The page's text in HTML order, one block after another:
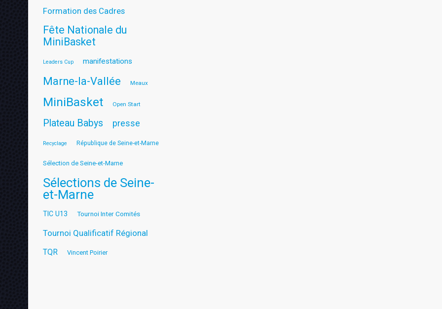
Formation des Cadres
Fête Nationale du
MiniBasket
Leaders Cup manifestations
Marne-la-Vallée Meaux
MiniBasket Open Start
Plateau Babys presse
Recyclage République de Seine-et-Marne
Sélection de Seine-et-Marne
Sélections de Seine-
et-Marne
TIC U13 Tournoi Inter Comités
Tournoi Qualificatif Régional
TQR Vincent Poirier